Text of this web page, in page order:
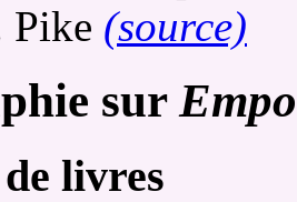
Pike (source)
sur
livres